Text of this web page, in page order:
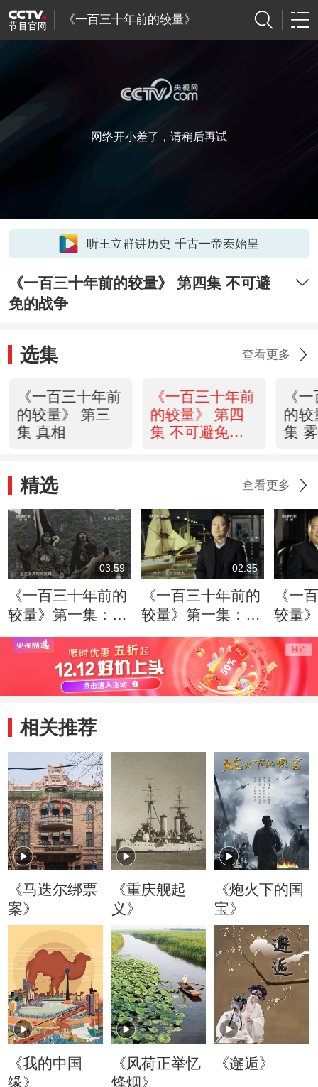
《一百三十年前的较量》
网络开小差了，请稍后再试
听王立群讲历史 千古一帝秦始皇
《一百三十年前的较量》 第四集 不可避
免的战争
选集 查看更多
《一百三十年前
的较量》 第三
集 真相
《一百三十年前
的较量》 第四
集 不可避免的
《
的较
集
精选 查看更多
03:59
《一百三十年前的
较量》第一集：纸
桥之战带来的风波
渐渐开始波及向中
02:35
《一百三十年前的
较量》第一集：清
政府承认西山政权
大越国转头向法国
求助
《一
较量
国殖
行径
旗军
相关推荐
《马迭尔绑票
案》
《重庆舰起
义》
《炮火下的国
宝》
《我的中国
缘》
《风荷正举忆
烽烟》
《邂逅》